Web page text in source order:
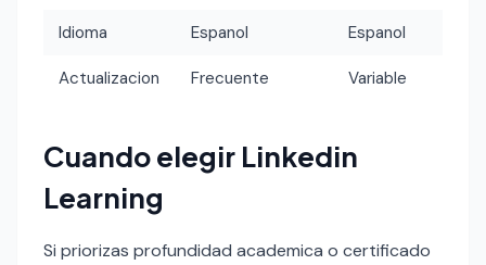
Idioma Espanol Espanol
Actualizacion Frecuente Variable
Cuando elegir Linkedin
Learning
Si priorizas profundidad academica o certificado